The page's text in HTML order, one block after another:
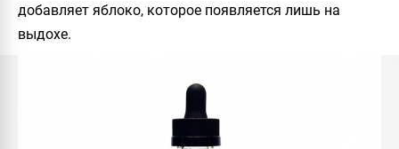
добавляет яблоко, которое появляется лишь на
выдохе.